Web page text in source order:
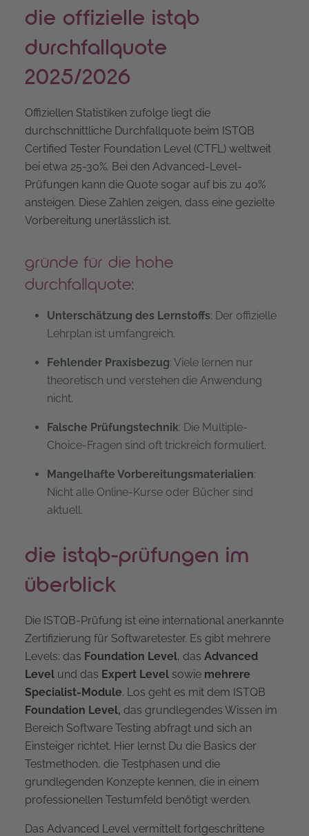
die offizielle istqb
durchfallquote
2025/2026
Offiziellen Statistiken zufolge liegt die
durchschnittliche Durchfallquote beim ISTQB
Certified Tester Foundation Level (CTFL) weltweit
bei etwa 25-30%. Bei den Advanced-Level-
Prüfungen kann die Quote sogar auf bis zu 40%
ansteigen. Diese Zahlen zeigen, dass eine gezielte
Vorbereitung unerlässlich ist.
gründe für die hohe
durchfallquote:
Unterschätzung des Lernstoffs: Der offizielle
Lehrplan ist umfangreich.
Fehlender Praxisbezug: Viele lernen nur
theoretisch und verstehen die Anwendung
nicht.
Falsche Prüfungstechnik: Die Multiple-
Choice-Fragen sind oft trickreich formuliert.
Mangelhafte Vorbereitungsmaterialien:
Nicht alle Online-Kurse oder Bücher sind
aktuell.
die istqb-prüfungen im
überblick
Die ISTQB-Prüfung ist eine international anerkannte
Zertifizierung für Softwaretester. Es gibt mehrere
Levels: das Foundation Level, das Advanced
Level und das Expert Level sowie mehrere
Specialist-Module. Los geht es mit dem ISTQB
Foundation Level, das grundlegendes Wissen im
Bereich Software Testing abfragt und sich an
Einsteiger richtet. Hier lernst Du die Basics der
Testmethoden, die Testphasen und die
grundlegenden Konzepte kennen, die in einem
professionellen Testumfeld benötigt werden.
Das Advanced Level vermittelt fortgeschrittene